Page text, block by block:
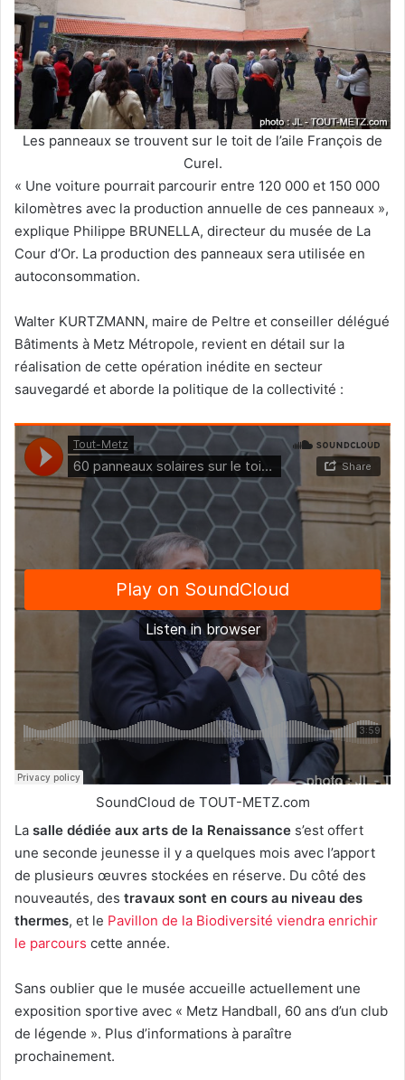
Les panneaux se trouvent sur le toit de l’aile François de
Curel.
« Une voiture pourrait parcourir entre 120 000 et 150 000
kilomètres avec la production annuelle de ces panneaux »,
explique Philippe BRUNELLA, directeur du musée de La
Cour d’Or. La production des panneaux sera utilisée en
autoconsommation.
Walter KURTZMANN, maire de Peltre et conseiller délégué
Bâtiments à Metz Métropole, revient en détail sur la
réalisation de cette opération inédite en secteur
sauvegardé et aborde la politique de la collectivité :
SoundCloud de TOUT-METZ.com
La salle dédiée aux arts de la Renaissance s’est offert
une seconde jeunesse il y a quelques mois avec l’apport
de plusieurs œuvres stockées en réserve. Du côté des
nouveautés, des travaux sont en cours au niveau des
thermes, et le Pavillon de la Biodiversité viendra enrichir
le parcours cette année.
Sans oublier que le musée accueille actuellement une
exposition sportive avec « Metz Handball, 60 ans d’un club
de légende ». Plus d’informations à paraître
prochainement.